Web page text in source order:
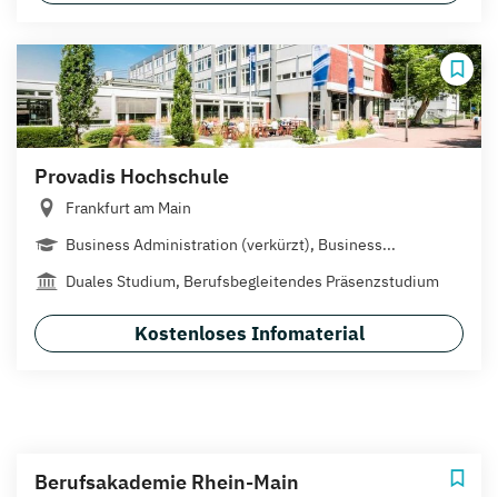
Provadis Hochschule
Frankfurt am Main
Business Administration (verkürzt), Business...
Duales Studium, Berufsbegleitendes Präsenzstudium
Kostenloses Infomaterial
Berufsakademie Rhein-Main